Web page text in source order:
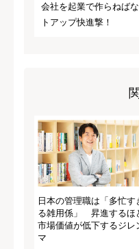
会社を起業で作らねば
トアップ快進撃！
日本の管理職は「多忙す
る雑用係」 昇進するほ
市場価値が低下するジレ
マ